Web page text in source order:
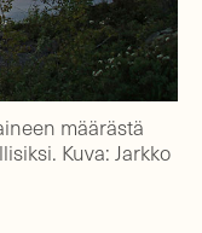
määrästä
Kuva: Jarkko